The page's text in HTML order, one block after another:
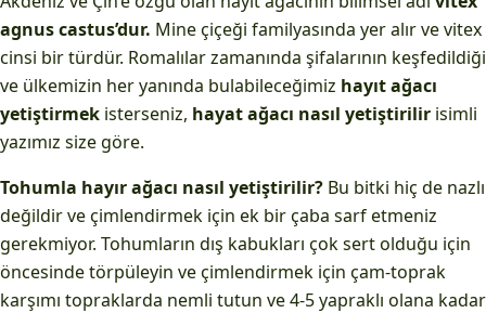
agnus castus’dur. Mine çiçeği familyasında yer alır ve vitex
cinsi bir türdür. Romalılar zamanında şifalarının keşfedildiği
ve ülkemizin her yanında bulabileceğimiz hayıt ağacı
yetiştirmek isterseniz, hayat ağacı nasıl yetiştirilir isimli
yazımız size göre.
Tohumla hayır ağacı nasıl yetiştirilir? Bu bitki hiç de nazlı
değildir ve çimlendirmek için ek bir çaba sarf etmeniz
gerekmiyor. Tohumların dış kabukları çok sert olduğu için
öncesinde törpüleyin ve çimlendirmek için çam-toprak
karşımı topraklarda nemli tutun ve 4-5 yapraklı olana kadar